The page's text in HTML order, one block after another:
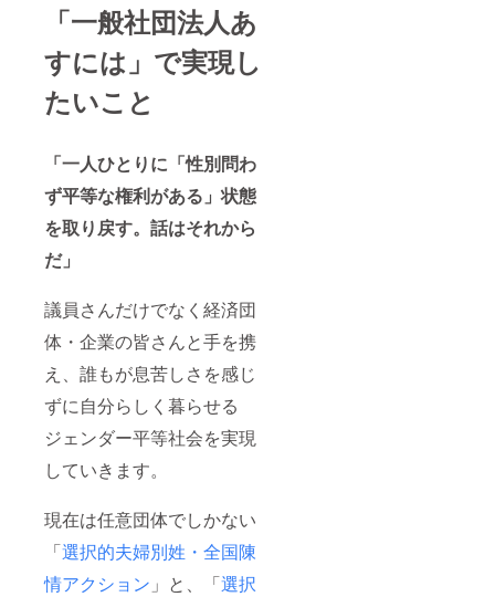
「一般社団法人あ
すには」で実現し
たいこと
「一人ひとりに「性別問わ
ず平等な権利がある」状態
を取り戻す。話はそれから
だ」
議員さんだけでなく経済団
体・企業の皆さんと手を携
え、誰もが息苦しさを感じ
ずに自分らしく暮らせる
ジェンダー平等社会を実現
していきます。
現在は任意団体でしかない
「選択的夫婦別姓・全国陳
情アクション 」と、「選択